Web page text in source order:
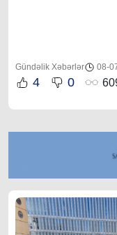
Gündəlik Xəbərlər 08-
4 0